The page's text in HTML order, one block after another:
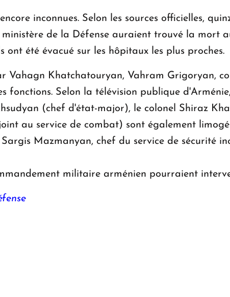
inconnues. Selon les sources officielles,
de la Défense auraient trouvé la mort
ont été évacué sur les hôpitaux les plus proches.
Vahagn Khatchatouryan, Vahram Grigoryan,
fonctions. Selon la télévision publique
(chef d'état-major), le colonel Shiraz
au service de combat) sont également
Mazmanyan, chef du service de sécurité
militaire arménien pourraient